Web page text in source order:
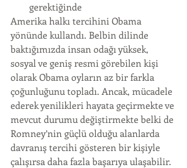
gerektiğinde
Amerika halkı tercihini Obama
yönünde kullandı. Belbin dilinde
baktığımızda insan odağı yüksek,
sosyal ve geniş resmi görebilen kişi
olarak Obama oyların az bir farkla
çoğunluğunu topladı. Ancak, mücadele
ederek yenilikleri hayata geçirmekte ve
mevcut durumu değiştirmekte belki de
Romney’nin güçlü olduğu alanlarda
davranış tercihi gösteren bir kişiyle
çalışırsa daha fazla başarıya ulaşabilir.